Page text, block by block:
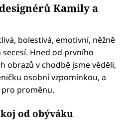
Kamily a
bolestivá, emotivní, něžně
Hned od prvního
obrazů v chodbě jsme věděli,
osobní vzpomínkou, a
proměnu.
od obýváku